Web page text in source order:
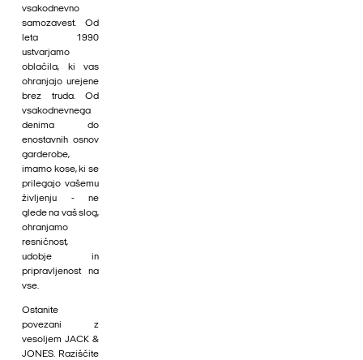
vsakodnevno
samozavest. Od
leta 1990
ustvarjamo
oblačila, ki vas
ohranjajo urejene
brez truda. Od
vsakodnevnega
denima do
enostavnih osnov
garderobe,
imamo kose, ki se
prilegajo vašemu
življenju - ne
glede na vaš slog,
ohranjamo
resničnost,
udobje in
pripravljenost na
vse.
Ostanite
povezani z
vesoljem JACK &
JONES. Raziščite